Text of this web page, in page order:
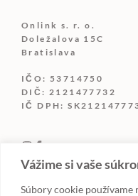
Vážime si vaše
Súbory cookie používame
Onlink s. r. o.
Doležalova 15C
Bratislava
IČO: 53714750
DIČ: 2121477732
IČ DPH: